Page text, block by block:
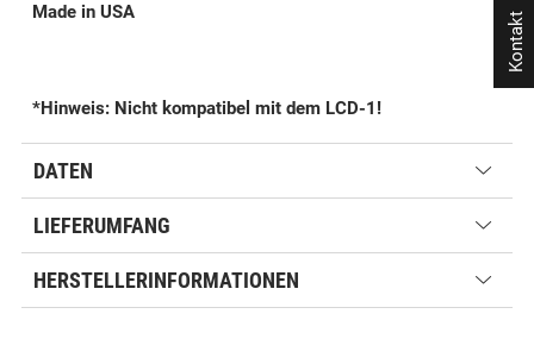
Made in USA
*Hinweis: Nicht kompatibel mit dem LCD-1!
DATEN
LIEFERUMFANG
HERSTELLERINFORMATIONEN
Kontakt